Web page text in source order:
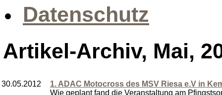
Datenschutz
Artikel-Archiv, Mai,
30.05.2012
1. ADAC Motocross des MSV Riesa e.V in
Wie geplant fand die Veranstaltung am